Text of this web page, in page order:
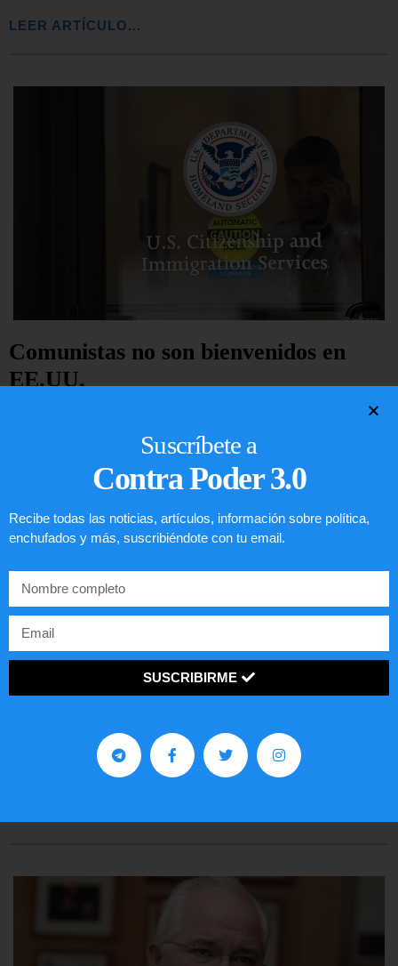
LEER ARTÍCULO...
Comunistas no son bienvenidos en
EE.UU.
Preguntas frecuentes sobre la visa
EE.UU. 2020
Suscríbete a
Contra Poder 3.0
Recibe todas las noticias, artículos, información sobre política,
enchufados y más, suscribiéndote con tu email.
SUSCRIBIRME